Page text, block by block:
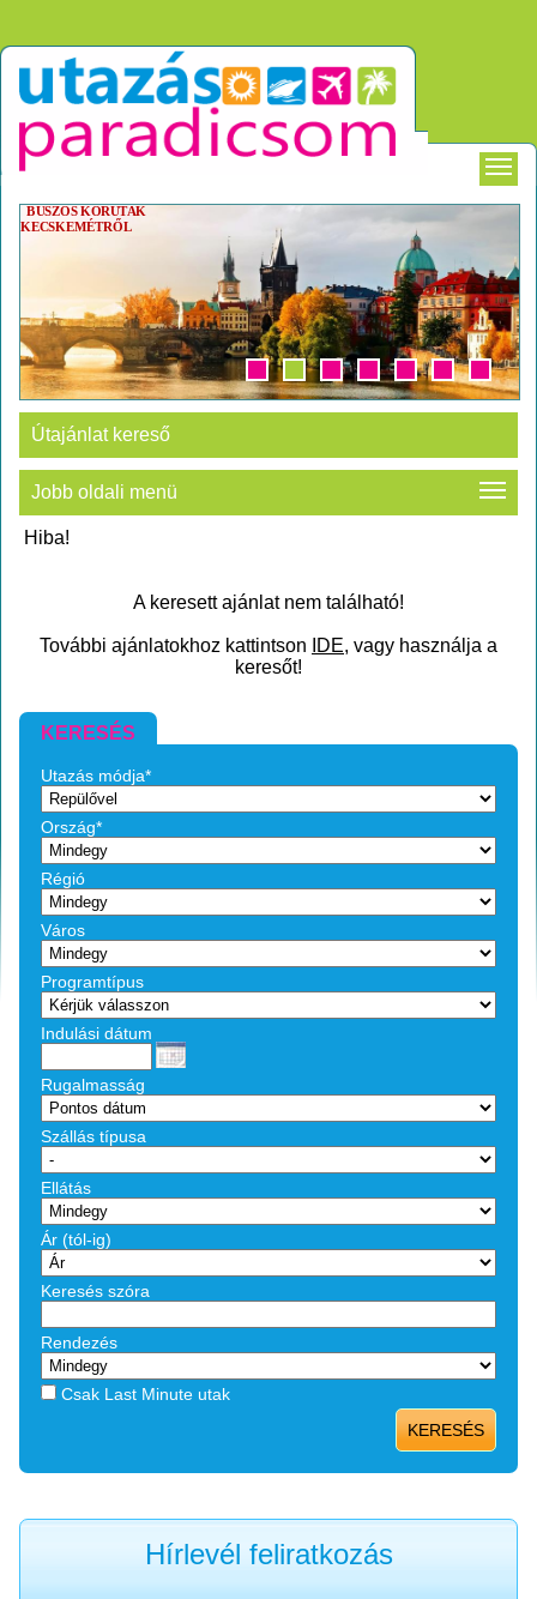
BUSZOS KÖRUTAK
KECSKEMÉTRŐL
Útajánlat kereső
Jobb oldali menü
Hiba!
A keresett ajánlat nem található!
További ajánlatokhoz kattintson IDE, vagy használja a
keresőt!
KERESÉS
Utazás módja*
Ország*
Régió
Város
Programtípus
Indulási dátum
Rugalmasság
Szállás típusa
Ellátás
Ár (tól-ig)
Keresés szóra
Rendezés
Csak Last Minute utak
KERESÉS
Hírlevél feliratkozás